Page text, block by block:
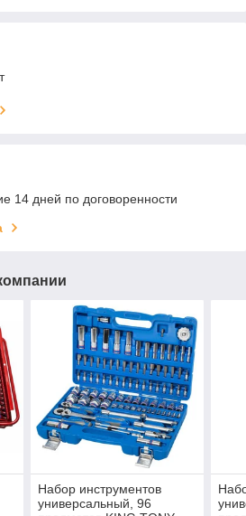
14 дней по договоренности
Набор инструментов
универсальный, 96